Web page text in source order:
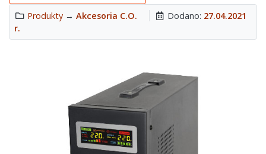
Produkty → Akcesoria C.O. Dodano: 27.04.2021
r.